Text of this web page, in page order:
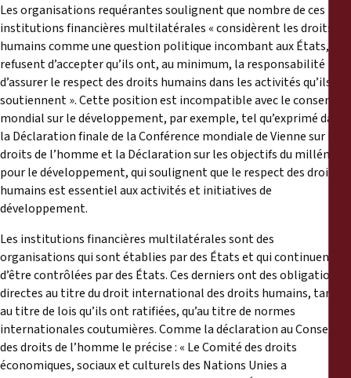
Les organisations requérantes soulignent que nombre de ces
institutions financières multilatérales « considèrent les droits
humains comme une question politique incombant aux États, et
refusent d’accepter qu’ils ont, au minimum, la responsabilité
d’assurer le respect des droits humains dans les activités qu’ils
soutiennent ». Cette position est incompatible avec le consensus
mondial sur le développement, par exemple, tel qu’exprimé dans
la Déclaration finale de la Conférence mondiale de Vienne sur les
droits de l’homme et la Déclaration sur les objectifs du millénaire
pour le développement, qui soulignent que le respect des droits
humains est essentiel aux activités et initiatives de
développement.
Les institutions financières multilatérales sont des
organisations qui sont établies par des États et qui continuent
d’être contrôlées par des États. Ces derniers ont des obligations
directes au titre du droit international des droits humains, tant
au titre de lois qu’ils ont ratifiées, qu’au titre de normes
internationales coutumières. Comme la déclaration au Conseil
des droits de l’homme le précise : « Le Comité des droits
économiques, sociaux et culturels des Nations Unies a